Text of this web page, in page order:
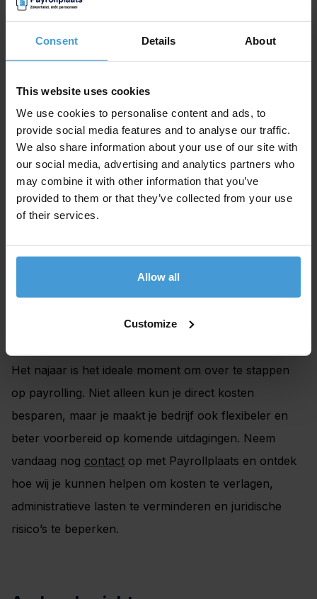
Consent Details About
This website uses cookies
We use cookies to personalise content and ads, to
provide social media features and to analyse our traffic.
We also share information about your use of our site with
our social media, advertising and analytics partners who
may combine it with other information that you’ve
provided to them or that they’ve collected from your use
of their services.
Allow all
Customize
focussen op het voortzetten van je bedrijfsactiviteiten
zonder juridische zorgen.
Neem administratieve taken uit handen
Dit is het perfecte moment om administratieve lasten
uit handen te geven en je volledig te concentreren op
de kern van je onderneming. Payrollplaats verzorgt de
complete salarisadministratie, draagt belastingen en
premies correct af, en biedt heldere rapportages.
tijd hebt voor belangrijke zaken zoals groei en
innovatie.
Het najaar is het ideale moment om over te stappen
op payrolling. Niet alleen kun je direct kosten
besparen, maar je maakt je bedrijf ook flexibeler en
beter voorbereid op komende uitdagingen. Neem
vandaag nog contact op met Payrollplaats en ontdek
hoe wij je kunnen helpen om kosten te verlagen,
administratieve lasten te verminderen en juridische
risico’s te beperken.